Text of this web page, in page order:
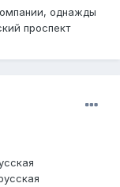
однажды
проспект